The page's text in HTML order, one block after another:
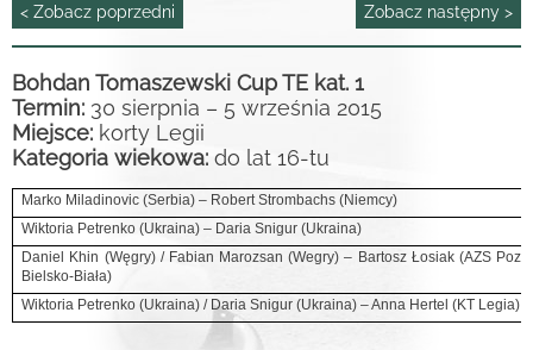
< Zobacz poprzedni Zobacz następny >
Bohdan Tomaszewski Cup TE kat. 1
Termin: 30 sierpnia – 5 września 2015
Miejsce: korty Legii
Kategoria wiekowa: do lat 16-tu
Marko Miladinovic (Serbia) – Robert Strombachs (Niemcy)
Wiktoria Petrenko (Ukraina) – Daria Snigur (Ukraina)
Daniel Khin (Węgry) / Fabian Marozsan (Wegry) – Bartosz Łosiak (AZS
Bielsko-Biała)
Wiktoria Petrenko (Ukraina) / Daria Snigur (Ukraina) – Anna Hertel (KT Legia)